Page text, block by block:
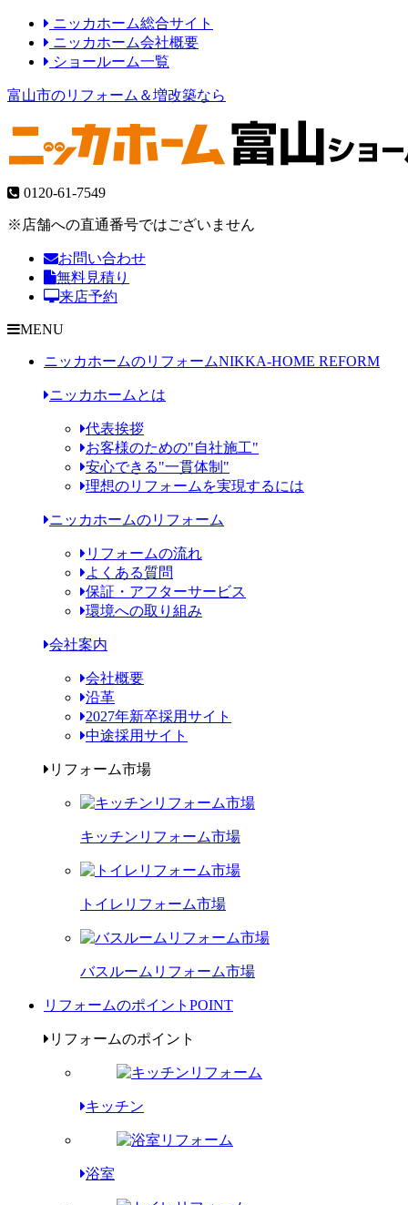
ニッカホーム総合サイト
ニッカホーム会社概要
ショールーム一覧
富山市のリフォーム＆増改築なら
0120-61-7549
※店舗への直通番号ではございません
お問い合わせ
無料見積り
来店予約
MENU
ニッカホームのリフォームNIKKA-HOME REFORM
ニッカホームとは
代表挨拶
お客様のための"自社施工"
安心できる"一貫体制"
理想のリフォームを実現するには
ニッカホームのリフォーム
リフォームの流れ
よくある質問
保証・アフターサービス
環境への取り組み
会社案内
会社概要
沿革
2027年新卒採用サイト
中途採用サイト
リフォーム市場
キッチンリフォーム市場
トイレリフォーム市場
バスルームリフォーム市場
リフォームのポイント POINT
リフォームのポイント
キッチン
浴室